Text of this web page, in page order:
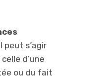
peut s’agir
d’une
ou du fait